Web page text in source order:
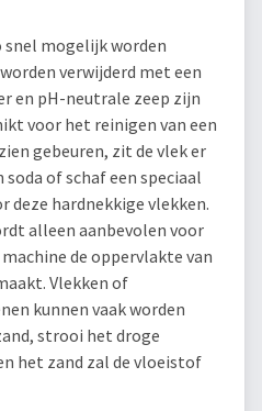
snel mogelijk worden
verwijderd met een
en pH-neutrale zeep zijn
voor het reinigen van een
gebeuren, zit de vlek er
of schaf een speciaal
deze hardnekkige vlekken.
alleen aanbevolen voor
de oppervlakte van
Vlekken of
kunnen vaak worden
strooi het droge
het zand zal de vloeistof